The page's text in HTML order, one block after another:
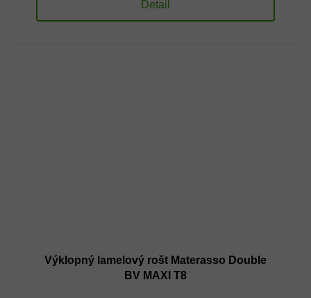
Detail
Výklopný lamelový rošt Materasso Double
BV MAXI T8